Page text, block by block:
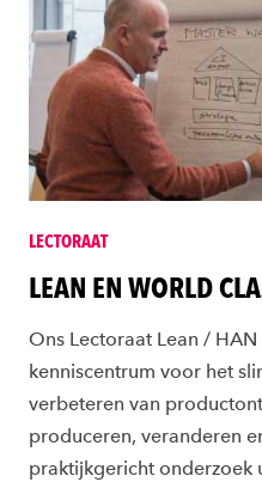
LECTORAAT
LEAN EN WORLD
Ons Lectoraat Lean /
kenniscentrum voor het
verbeteren van
produceren, veranderen
praktijkgericht onderzoek